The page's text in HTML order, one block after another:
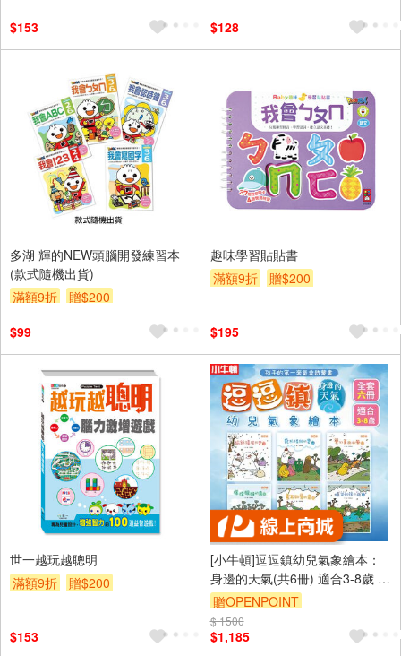
$153
$128
多湖 輝的NEW頭腦開發練習本
(款式隨機出貨)
滿額9折
贈$200
$99
趣味學習貼貼書
滿額9折
贈$200
$195
世一越玩越聰明
滿額9折
贈$200
$153
[小牛頓]逗逗鎮幼兒氣象繪本：
身邊的天氣(共6冊) 適合3-8歲 平
裝全彩 首套幼兒氣象繪本
贈OPENPOINT
$ 1500
$1,185